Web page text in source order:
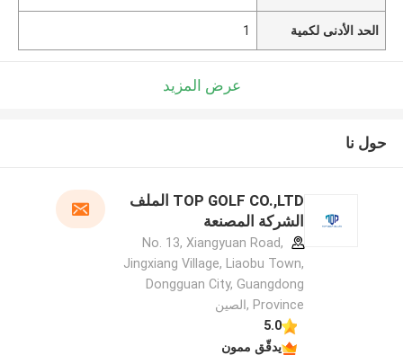
الحد الأدنى لكمية 1
عرض المزيد
حول نا
TOP GOLF CO.,LTD الملف
الشركة المصنعة
No. 13, Xiangyuan Road,
Jingxiang Village, Liaobu Town,
Dongguan City, Guangdong
Province ,الصين
5.0
يدقّق ممون